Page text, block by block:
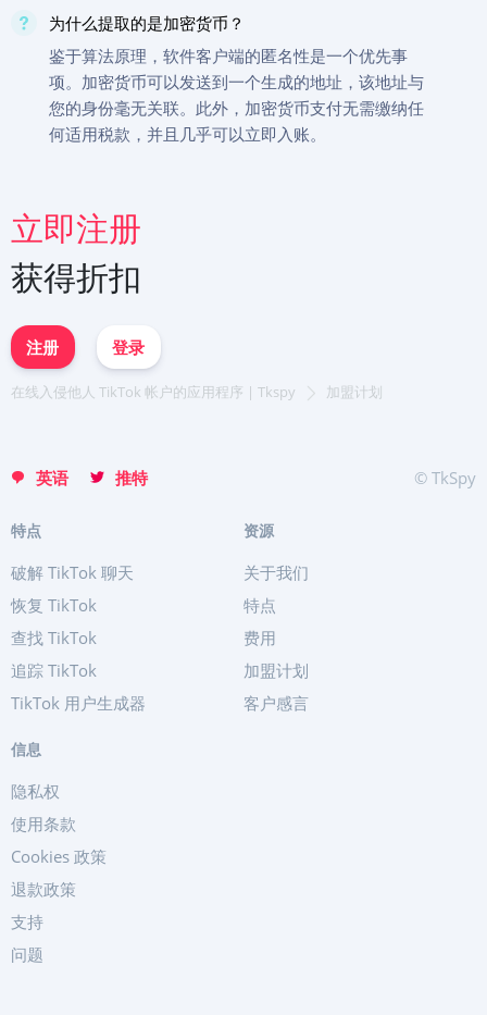
为什么提取的是加密货币？
鉴于算法原理，软件客户端的匿名性是一个优先事
项。加密货币可以发送到一个生成的地址，该地址与
您的身份毫无关联。此外，加密货币支付无需缴纳任
何适用税款，并且几乎可以立即入账。
立即注册
获得折扣
注册 登录
在线入侵他人 TikTok 帐户的应用程序 | Tkspy 加盟计划
英语
立即注册
Español
English
Français
日本
Portuguese (Brazil)
Хинди हिन्दी
推特 © TkSpy
特点
破解 TikTok 聊天
恢复 TikTok
查找 TikTok
追踪 TikTok
TikTok 用户生成器
资源
关于我们
特点
费用
加盟计划
客户感言
信息
隐私权
使用条款
Cookies 政策
退款政策
支持
问题